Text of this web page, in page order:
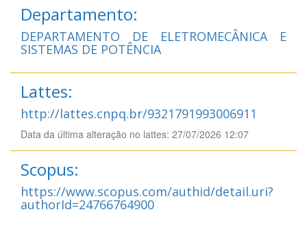
Departamento:
DEPARTAMENTO DE ELETROMECÂNICA E
SISTEMAS DE POTÊNCIA
Lattes:
http://lattes.cnpq.br/9321791993006911
Data da última alteração no lattes: 27/07/2026 12:07
Scopus:
https://www.scopus.com/authid/detail.uri?
authorId=24766764900